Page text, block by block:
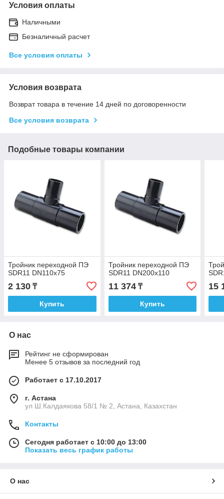
Условия оплаты
Наличными
Безналичный расчет
Все условия оплаты
Условия возврата
Возврат товара в течение 14 дней по договоренности
Все условия возврата
Подобные товары компании
Тройник переходной ПЭ
SDR11 DN110х75
2 130 ₸
Купить
Тройник переходной ПЭ
SDR11 DN200х110
11 374₸
Купить
15
О нас
Рейтинг не сформирован
Менее 5 отзывов за последний год
Работает с 17.10.2017
г. Астана
ул Ш.Калдаякова 58/1 № 2, Астана, Казахстан
Контакты
Сегодня работает с 10:00 до 13:00
Показать весь график работы
О нас